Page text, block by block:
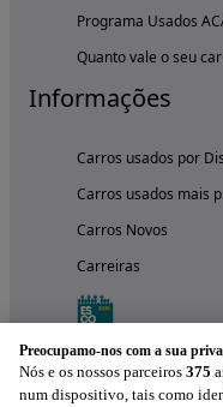
Programa Usados
Quanto vale o seu
Informações
Carros usados por
Carros usados mais
Carros Novos
Carreiras
Preocupamo-nos com a sua
Nós e os nossos parceiros 375
num dispositivo, tais como